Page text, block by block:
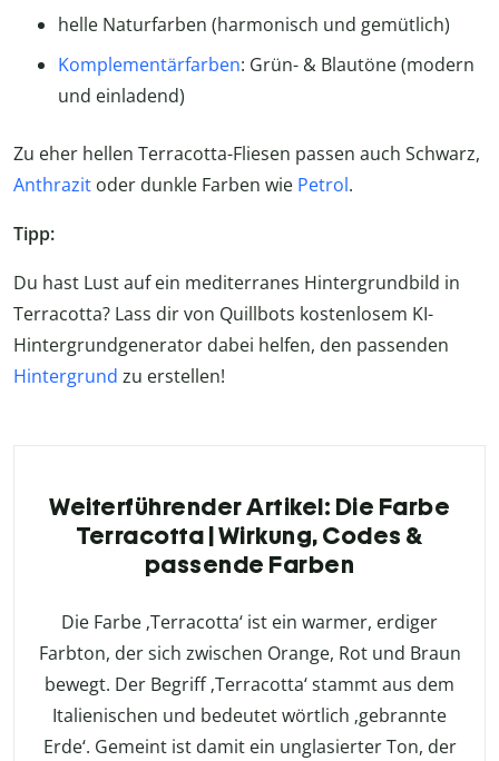
helle Naturfarben (harmonisch und gemütlich)
Komplementärfarben: Grün- & Blautöne (modern
und einladend)
Zu eher hellen Terracotta-Fliesen passen auch Schwarz,
Anthrazit oder dunkle Farben wie Petrol.
Tipp:
Du hast Lust auf ein mediterranes Hintergrundbild in
Terracotta? Lass dir von Quillbots kostenlosem KI-
Hintergrundgenerator dabei helfen, den passenden
Hintergrund zu erstellen!
Weiterführender Artikel: Die Farbe
Terracotta | Wirkung, Codes &
passende Farben
Die Farbe ‚Terracotta‘ ist ein warmer, erdiger
Farbton, der sich zwischen Orange, Rot und Braun
bewegt. Der Begriff ‚Terracotta‘ stammt aus dem
Italienischen und bedeutet wörtlich ‚gebrannte
Erde‘. Gemeint ist damit ein unglasierter Ton, der